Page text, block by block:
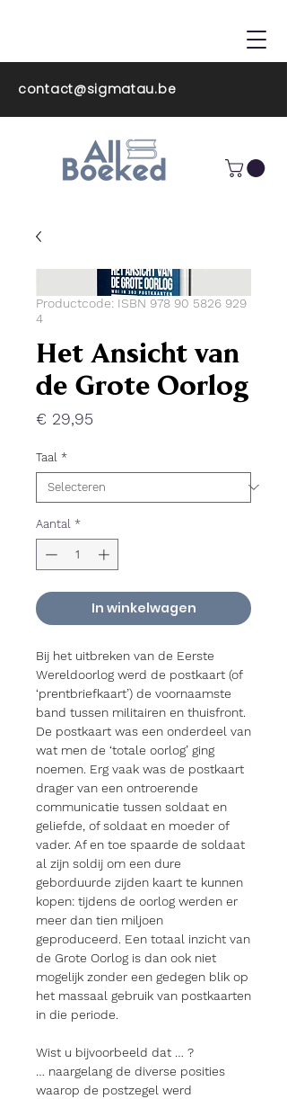
contact@sigmatau.be
Productcode: ISBN 978 90 5826 929
4
Het Ansicht van
de Grote Oorlog
€ 29,95
Taal *
Aantal *
In winkelwagen
Bij het uitbreken van de Eerste
Wereldoorlog werd de postkaart (of
‘prentbriefkaart’) de voornaamste
band tussen militairen en thuisfront.
De postkaart was een onderdeel van
wat men de ‘totale oorlog’ ging
noemen. Erg vaak was de postkaart
drager van een ontroerende
communicatie tussen soldaat en
geliefde, of soldaat en moeder of
vader. Af en toe spaarde de soldaat
al zijn soldij om een dure
geborduurde zijden kaart te kunnen
kopen: tijdens de oorlog werden er
meer dan tien miljoen
geproduceerd. Een totaal inzicht van
de Grote Oorlog is dan ook niet
mogelijk zonder een gedegen blik op
het massaal gebruik van postkaarten
in die periode.
Wist u bijvoorbeeld dat … ?
… naargelang de diverse posities
waarop de postzegel werd